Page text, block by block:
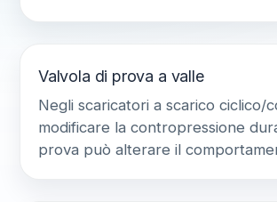
Valvola di prova a valle
Negli scaricatori a scarico ciclico/
modificare la contropressione
prova può alterare il